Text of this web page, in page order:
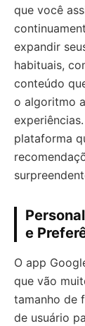
que você
expandir
habituais,
conteúdo
o algoritmo
plataforma
e
O app
que vão
tamanho de
de usuário